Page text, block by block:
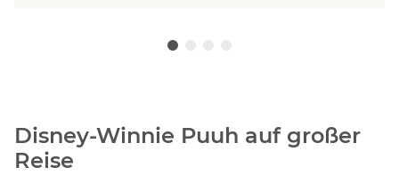
Disney-Winnie Puuh auf großer
Reise